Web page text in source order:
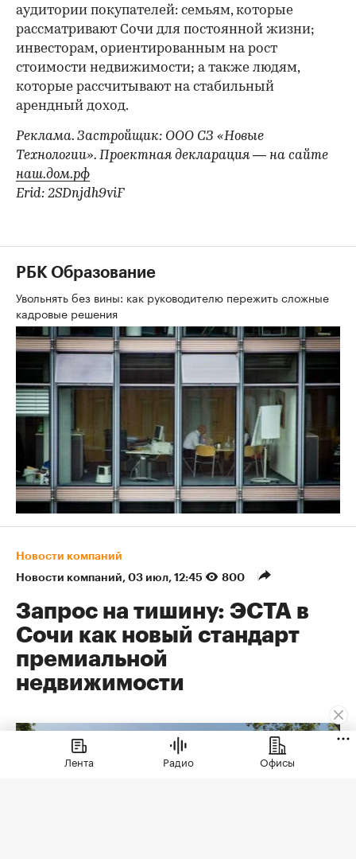
аудитории покупателей: семьям, которые
рассматривают Сочи для постоянной жизни;
инвесторам, ориентированным на рост
стоимости недвижимости; а также людям,
которые рассчитывают на стабильный
арендный доход.
Реклама. Застройщик: ООО СЗ «Новые
Технологии». Проектная декларация — на сайте
наш.дом.рф
Erid: 2SDnjdh9viF
РБК Образование
Увольнять без вины: как руководителю пережить сложные
кадровые решения
Новости компаний
Новости компаний⁠, 03 июл, 12:45 800
Запрос на тишину: ЭСТА в
Сочи как новый стандарт
премиальной
недвижимости
Лента Радио Офисы